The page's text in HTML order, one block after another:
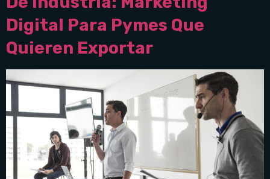
Digital Para Pymes Que
Quieren Exportar